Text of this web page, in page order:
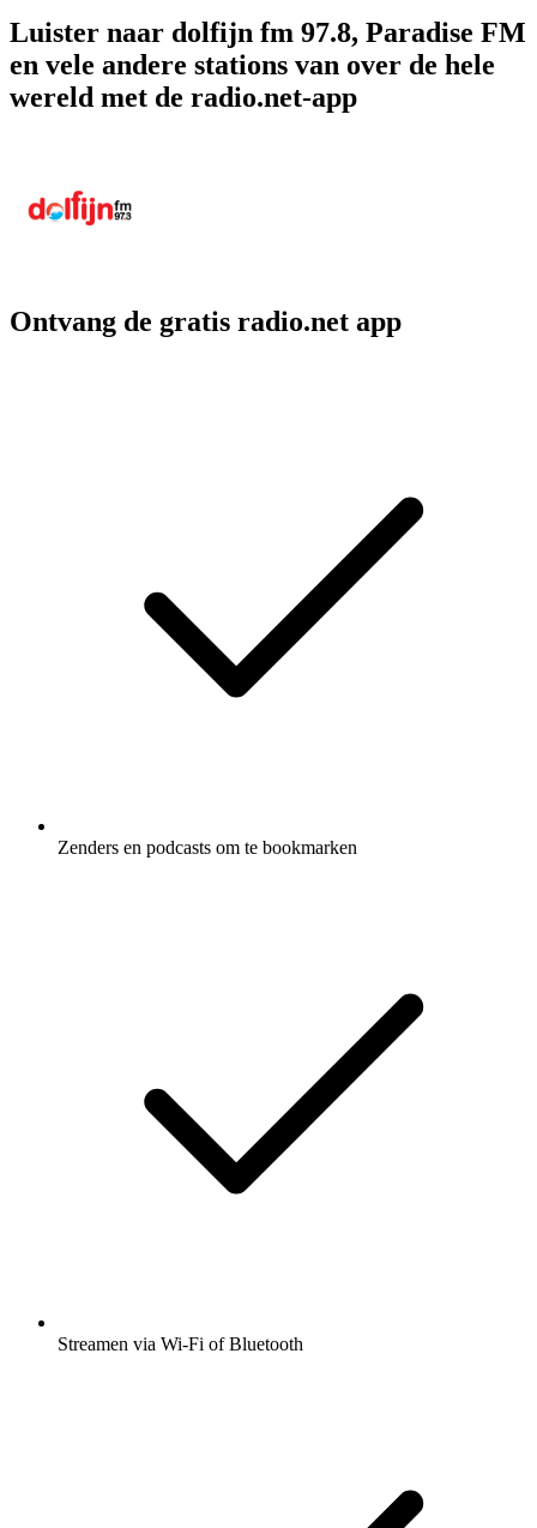
Luister naar dolfijn fm 97.8, Paradise FM
en vele andere stations van over de hele
wereld met de radio.net-app
Ontvang de gratis radio.net app
Zenders en podcasts om te bookmarken
Streamen via Wi-Fi of Bluetooth